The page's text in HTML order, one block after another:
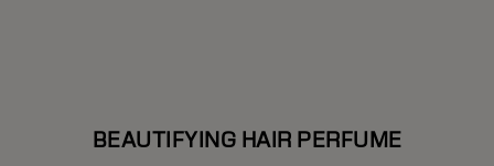
BEAUTIFYING HAIR PERFUME